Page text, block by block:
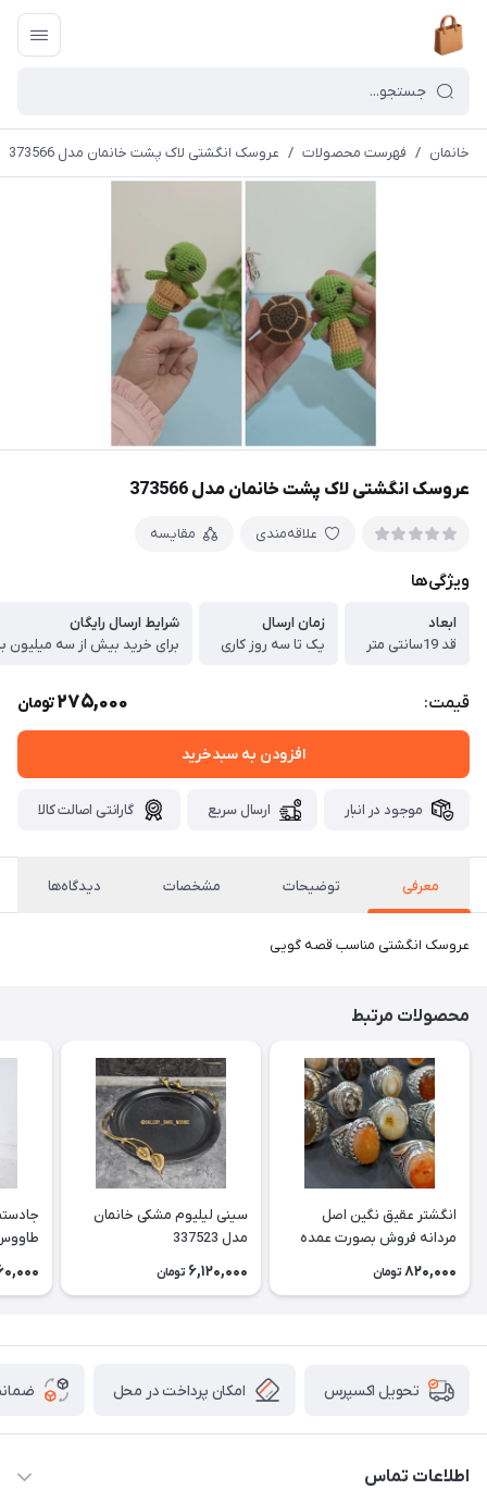
خانمان / فهرست محصولات / عروسک انگشتی لاک پشت خانمان مدل 373566
عروسک انگشتی لاک پشت خانمان مدل 373566
علاقه‌مندی مقایسه
ویژگی‌ها
ابعاد
قد 19سانتی متر
زمان ارسال
یک تا سه روز کاری
شرایط ارسال رایگان
برای خرید بیش از سه میلیون
قیمت: 275,000تومان
افزودن به سبدخرید
موجود در انبار ارسال سریع گارانتی اصالت کالا
معرفی توضیحات مشخصات دیدگاه‌ها
عروسک انگشتی مناسب قصه گویی
محصولات مرتبط
انگشتر عقیق نگین اصل
مردانه فروش بصورت عمده
3عدد هست فروش بصورت
820,000 تومان
سینی لیلیوم مشکی خانمان
مدل 337523
6,120,000 تومان
تحویل اکسپرس امکان پرداخت در محل
اطلاعات تماس